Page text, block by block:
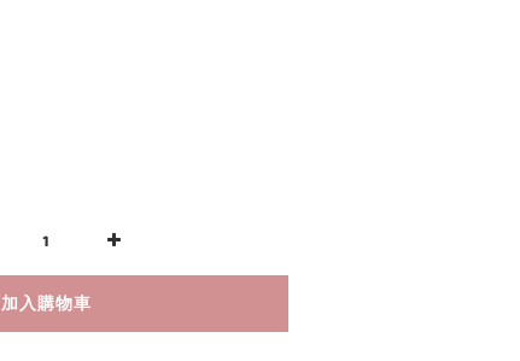
加入購物車